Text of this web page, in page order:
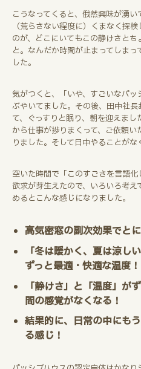
こうなってくると、俄然興味が湧
（荒らさない程度に）くまなく探
のが、どこにいてもこの静けさと
と。なんだか時間が止まってしま
した。
気がつくと、「いや、すごいなパ
ぶやいてました。その後、田中社
て、ぐっすりと眠り、朝を迎えま
から仕事が捗りまくって、ご依頼
りました。そして日中やることが
空いた時間で「このすごさを言語
欲求が芽生えたので、いろいろ考
めるとこんな感じになりました。
高気密窓の副次効果でと
「冬は暖かく、夏は涼し
ずっと最適・快適な温度！
「静けさ」と「温度」が
間の感覚がなくなる！
結果的に、日常の中にも
る感じ！